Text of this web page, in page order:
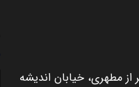
از مطهری، خیابان اندیشه